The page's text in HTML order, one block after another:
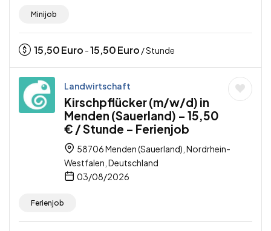
Minijob
15,50Euro -15,50Euro / Stunde
Landwirtschaft
Kirschpflücker (m/w/d) in
Menden (Sauerland) – 15,50
€ / Stunde – Ferienjob
58706 Menden (Sauerland), Nordrhein-
Westfalen, Deutschland
03/08/2026
Ferienjob